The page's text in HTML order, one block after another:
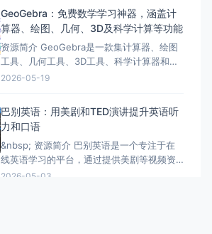
教育需求的书籍。WeLib是Anna's Archive
的镜像站，用户可以使用Anna's
GeoGebra：免费数学学习神器，涵盖计
算器、绘图、几何、3D及科学计算等功能
资源简介 GeoGebra是一款集计算器、绘图
工具、几何工具、3D工具、科学计算器和笔
记功能于一体的全球领先的免费数学工具，
念，解决数学问题。GeoGebra拥有丰富的
功能特征，如计算器套件、图形计算器、几
何工具等
2026-05-19
巴别英语：用美剧和TED演讲提升英语听
力和口语
&nbsp; 资源简介 巴别英语是一个专注于在
线英语学习的平台，通过提供美剧等视频资
源帮助用户提高英语听力水平。 它拥有海量
2026-05-03